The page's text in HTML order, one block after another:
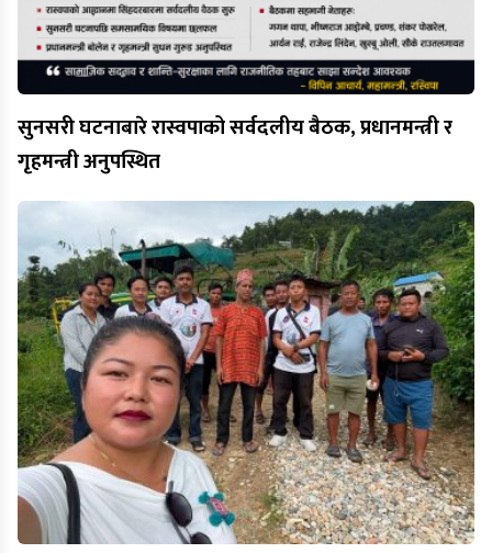
सुनसरी घटनाबारे रास्वपाको सर्वदलीय बैठक, प्रधानमन्त्री र
गृहमन्त्री अनुपस्थित